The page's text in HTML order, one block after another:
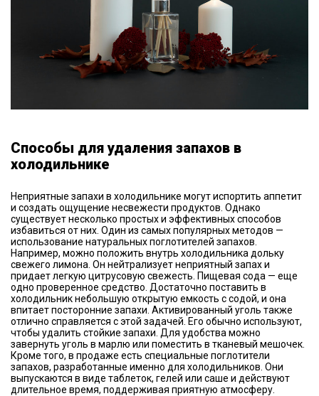
Способы для удаления запахов в
холодильнике
Неприятные запахи в холодильнике могут испортить аппетит
и создать ощущение несвежести продуктов. Однако
существует несколько простых и эффективных способов
избавиться от них. Один из самых популярных методов —
использование натуральных поглотителей запахов.
Например, можно положить внутрь холодильника дольку
свежего лимона. Он нейтрализует неприятный запах и
придает легкую цитрусовую свежесть. Пищевая сода — еще
одно проверенное средство. Достаточно поставить в
холодильник небольшую открытую емкость с содой, и она
впитает посторонние запахи. Активированный уголь также
отлично справляется с этой задачей. Его обычно используют,
чтобы удалить стойкие запахи. Для удобства можно
завернуть уголь в марлю или поместить в тканевый мешочек.
Кроме того, в продаже есть специальные поглотители
запахов, разработанные именно для холодильников. Они
выпускаются в виде таблеток, гелей или саше и действуют
длительное время, поддерживая приятную атмосферу.